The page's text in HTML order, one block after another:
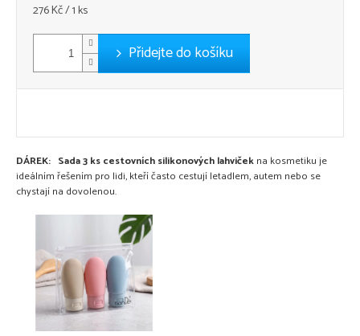
Měrná
276 Kč / 1 ks
Přidejte do košíku
DÁREK: Sada 3 ks cestovních silikonových lahvičekna kosmetiku je
ideálním řešením pro lidi, kteří často cestují letadlem, autem nebo se
chystají na dovolenou.